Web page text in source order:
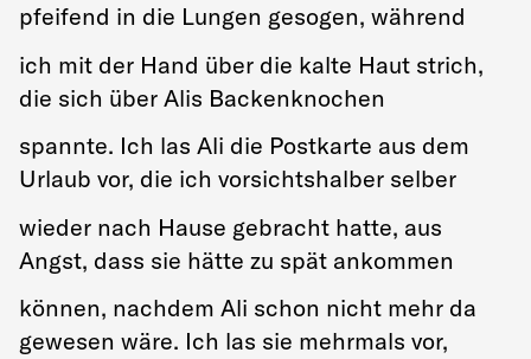
pfeifend in die Lungen gesogen, während
ich mit der Hand über die kalte Haut strich,
die sich über Alis Backenknochen
spannte. Ich las Ali die Postkarte aus dem
Urlaub vor, die ich vorsichtshalber selber
wieder nach Hause gebracht hatte, aus
Angst, dass sie hätte zu spät ankommen
können, nachdem Ali schon nicht mehr da
gewesen wäre. Ich las sie mehrmals vor,